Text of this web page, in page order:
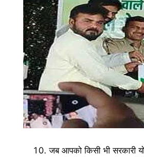
जब आपको किसी भी सरकारी